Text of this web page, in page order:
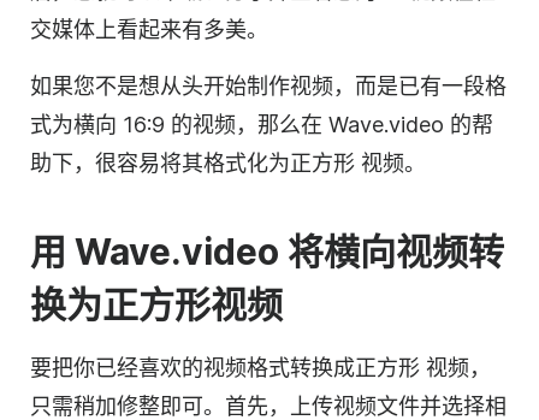
交媒体上看起来有多美。
如果您不是想从头开始制作视频，而是已有一段格
式为横向 16:9 的视频，那么在 Wave.video 的帮
助下，很容易将其格式化为正方形 视频。
用 Wave.video 将横向视频转
换为正方形视频
要把你已经喜欢的视频格式转换成正方形 视频，
只需稍加修整即可。首先，上传视频文件并选择相